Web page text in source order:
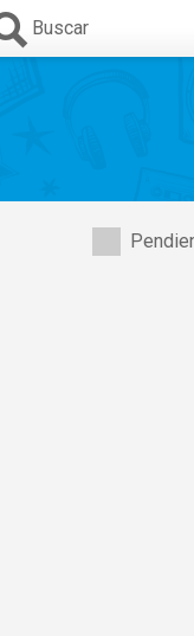
Buscar